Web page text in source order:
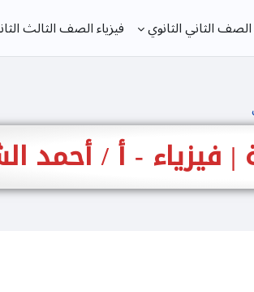
الصف الثاني الثانوي فيزياء الصف الثالث
| فيزياء - أ /